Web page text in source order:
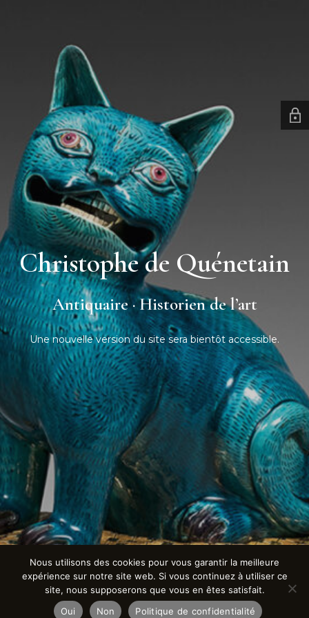
Christophe de Quénetain
Antiquaire · Historien de l’art
Une nouvelle version du site sera bientôt accessible.
Nous utilisons des cookies pour vous garantir la meilleure
expérience sur notre site web. Si vous continuez à utiliser ce
site, nous supposerons que vous en êtes satisfait.
Oui
Non Politique de confidentialité